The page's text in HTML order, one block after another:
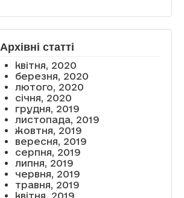
Архівні статті
квітня, 2020
березня, 2020
лютого, 2020
січня, 2020
грудня, 2019
листопада, 2019
жовтня, 2019
вересня, 2019
серпня, 2019
липня, 2019
червня, 2019
травня, 2019
квітня, 2019